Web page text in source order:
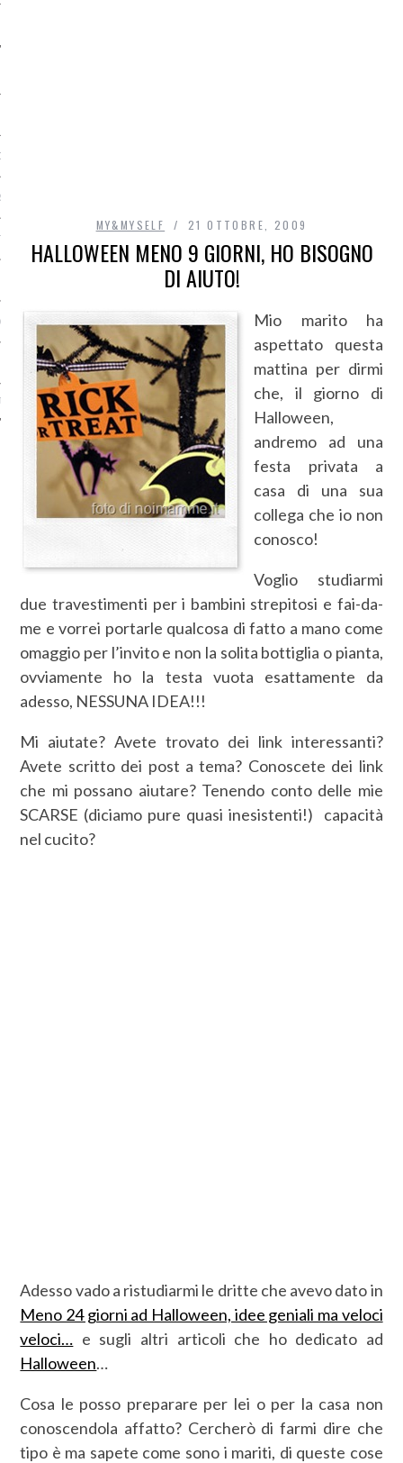
DI ACCESSO AI DATI
MY&MYSELF 21 OTTOBRE, 2009
HALLOWEEN MENO 9 GIORNI, HO BISOGNO
DI AIUTO!
Mio marito ha
aspettato questa
mattina per dirmi
che, il giorno di
Halloween,
andremo ad una
festa privata a
casa di una sua
collega che io non
conosco!
Voglio studiarmi
due travestimenti per i bambini strepitosi e fai-da-
me e vorrei portarle qualcosa di fatto a mano come
omaggio per l’invito e non la solita bottiglia o pianta,
ovviamente ho la testa vuota esattamente da
adesso, NESSUNA IDEA!!!
Mi aiutate? Avete trovato dei link interessanti?
Avete scritto dei post a tema? Conoscete dei link
che mi possano aiutare? Tenendo conto delle mie
SCARSE (diciamo pure quasi inesistenti!) capacità
nel cucito?
Adesso vado a ristudiarmi le dritte che avevo dato in
Meno 24 giorni ad Halloween, idee geniali ma veloci
veloci… e sugli altri articoli che ho dedicato ad
Halloween…
Cosa le posso preparare per lei o per la casa non
conoscendola affatto? Cercherò di farmi dire che
tipo è ma sapete come sono i mariti, di queste cose